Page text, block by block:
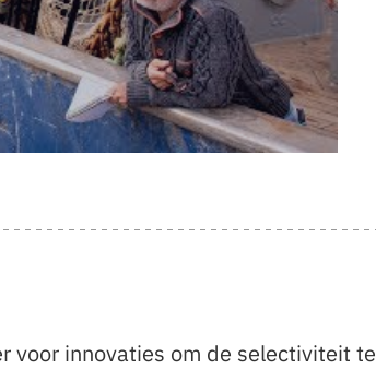
voor innovaties om de selectiviteit te